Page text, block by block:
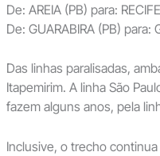
De: AREIA (PB) para:
De: GUARABIRA (PB) para:
Das linhas paralisadas,
Itapemirim. A linha São
fazem alguns anos, pela
Inclusive, o trecho